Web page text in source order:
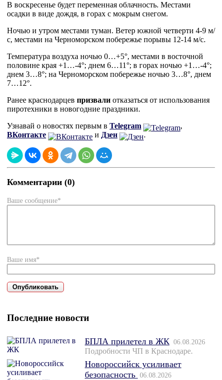
В воскресенье будет переменная облачность. Местами
осадки в виде дождя, в горах с мокрым снегом.
Ночью и утром местами туман. Ветер южной четверти 4-9 м/
с, местами на Черноморском побережье порывы 12-14 м/с.
Температура воздуха ночью 0…+5°, местами в восточной
половине края +1…-4°; днем 6…11°; в горах ночью +1…-4°;
днем 3…8°; на Черноморском побережье ночью 3…8°, днем
7…12°.
Ранее краснодарцев призвали отказаться от использования
пиротехники в новогодние праздники.
Узнавай о новостях первым в Telegram
,
ВКонтакте
и Дзен .
Комментарии (0)
Ваше сообщение*
Ваше имя*
Последние новости
БПЛА прилетел в ЖК 06.08.2026
Подробности ЧП в Краснодаре.
Новороссийск усиливает
безопасность 06.08.2026